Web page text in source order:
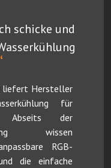
schicke und
liefert Hersteller
für
Abseits der
wissen
RGB-
die einfache